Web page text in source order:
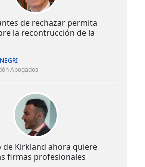
de rechazar permita
la recontrucción de la
Abogados
de Kirkland ahora quiere
firmas profesionales